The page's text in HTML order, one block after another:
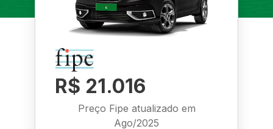
R$ 21.016
Preço Fipe atualizado em
Ago/2025